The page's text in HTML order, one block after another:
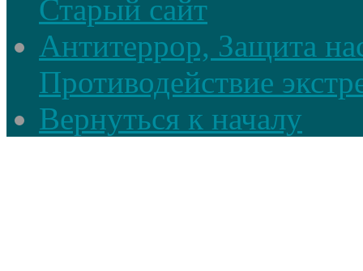
Старый сайт
Антитеррор, Защита
Противодействие
Вернуться к началу